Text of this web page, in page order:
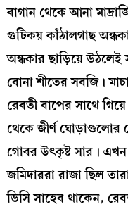
বাগান থেকে আনা
গুটিকয় কাঁঠালগাছ
অন্ধকার ছাড়িয়ে উঠলেই
বোনা শীতের সবজি।
রেবতী বাপের সাথে
থেকে জীর্ণ
গোবর উৎকৃষ্ট সার।
জমিদাররা রাজা ছিল
ডিসি সাহেব থাকেন,